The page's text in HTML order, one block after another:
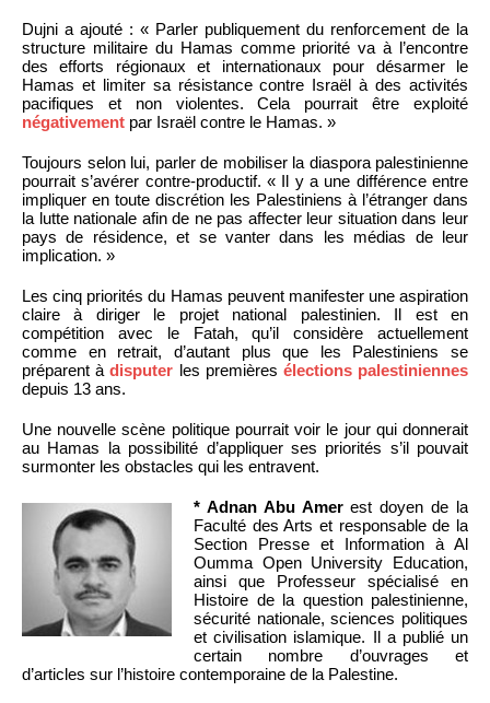
Dujni a ajouté : « Parler publiquement du renforcement de la
structure militaire du Hamas comme priorité va à l’encontre
des efforts régionaux et internationaux pour désarmer le
Hamas et limiter sa résistance contre Israël à des activités
pacifiques et non violentes. Cela pourrait être exploité
négativement par Israël contre le Hamas. »
Toujours selon lui, parler de mobiliser la diaspora palestinienne
pourrait s’avérer contre-productif. « Il y a une différence entre
impliquer en toute discrétion les Palestiniens à l’étranger dans
la lutte nationale afin de ne pas affecter leur situation dans leur
pays de résidence, et se vanter dans les médias de leur
implication. »
Les cinq priorités du Hamas peuvent manifester une aspiration
claire à diriger le projet national palestinien. Il est en
compétition avec le Fatah, qu’il considère actuellement
comme en retrait, d’autant plus que les Palestiniens se
préparent àdisputer les premières élections palestiniennes
depuis 13 ans.
Une nouvelle scène politique pourrait voir le jour qui donnerait
au Hamas la possibilité d’appliquer ses priorités s’il pouvait
surmonter les obstacles qui les entravent.
* Adnan Abu Amerest doyen de la
Faculté des Arts et responsable de la
Section Presse et Information à Al
Oumma Open University Education,
ainsi que Professeur spécialisé en
Histoire de la question palestinienne,
sécurité nationale, sciences politiques
et civilisation islamique. Il a publié un
certain nombre d’ouvrages et
d’articles sur l’histoire contemporaine de la Palestine.